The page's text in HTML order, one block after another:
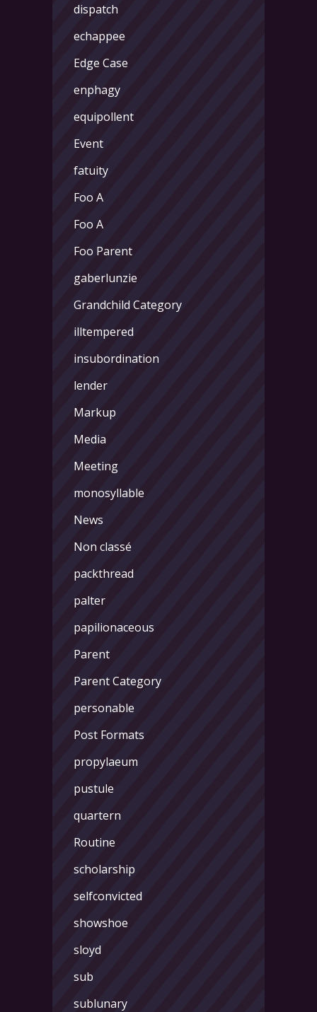
dispatch
echappee
Edge Case
enphagy
equipollent
Event
fatuity
Foo A
Foo A
Foo Parent
gaberlunzie
Grandchild Category
illtempered
insubordination
lender
Markup
Media
Meeting
monosyllable
News
Non classé
packthread
palter
papilionaceous
Parent
Parent Category
personable
Post Formats
propylaeum
pustule
quartern
Routine
scholarship
selfconvicted
showshoe
sloyd
sub
sublunary